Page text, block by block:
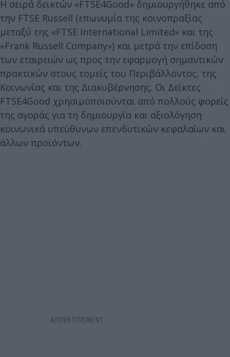
Η σειρά δεικτών «FTSE4Good» δημιουργήθηκε από
την FTSE Russell (επωνυμία της κοινοπραξίας
μεταξύ της «FTSE International Limited» και της
«Frank Russell Company») και μετρά την επίδοση
των εταιρειών ως προς την εφαρμογή σημαντικών
πρακτικών στους τομείς του Περιβάλλοντος, της
Κοινωνίας και της Διακυβέρνησης. Οι Δείκτες
FTSE4Good χρησιμοποιούνται από πολλούς φορείς
της αγοράς για τη δημιουργία και αξιολόγηση
κοινωνικά υπεύθυνων επενδυτικών κεφαλαίων και
άλλων προϊόντων.